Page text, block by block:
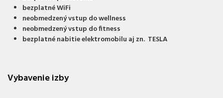
bezplatné WiFi
neobmedzený vstup do wellness
neobmedzený vstup do fitness
bezplatné nabitie elektromobilu aj zn. TESLA
Vybavenie izby